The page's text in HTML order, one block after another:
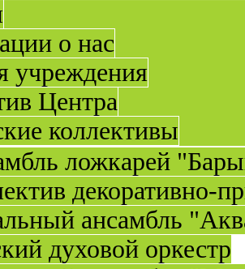
о нас
учреждения
Центра
коллективы
ложкарей
декоративно-
ансамбль
духовой оркестр